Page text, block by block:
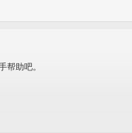
帮助吧。